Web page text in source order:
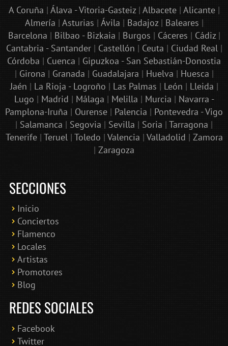
A Coruña | Álava - Vitoria-Gasteiz| Albacete| Alicante|
Almería | Asturias | Ávila | Badajoz| Baleares |
Barcelona | Bilbao - Bizkaia | Burgos | Cáceres | Cádiz|
Cantabria - Santander| Castellón | Ceuta | Ciudad Real|
Córdoba | Cuenca | Gipuzkoa - San Sebastián-Donostia
| Girona | Granada | Guadalajara | Huelva | Huesca |
Jaén | La Rioja - Logroño | Las Palmas | León | Lleida |
Lugo | Madrid | Málaga | Melilla | Murcia | Navarra -
Pamplona-Iruña | Ourense | Palencia | Pontevedra - Vigo
| Salamanca | Segovia | Sevilla | Soria | Tarragona |
Tenerife| Teruel| Toledo | Valencia | Valladolid | Zamora
| Zaragoza
SECCIONES
Inicio
Conciertos
Flamenco
Locales
Artistas
Promotores
Blog
REDES SOCIALES
Facebook
Twitter